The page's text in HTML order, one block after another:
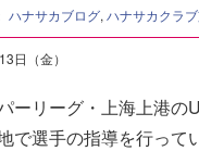
ハナサカブログ, ハナサカクラ
日（金）
ーリーグ・上海上港の
で選手の指導を行って